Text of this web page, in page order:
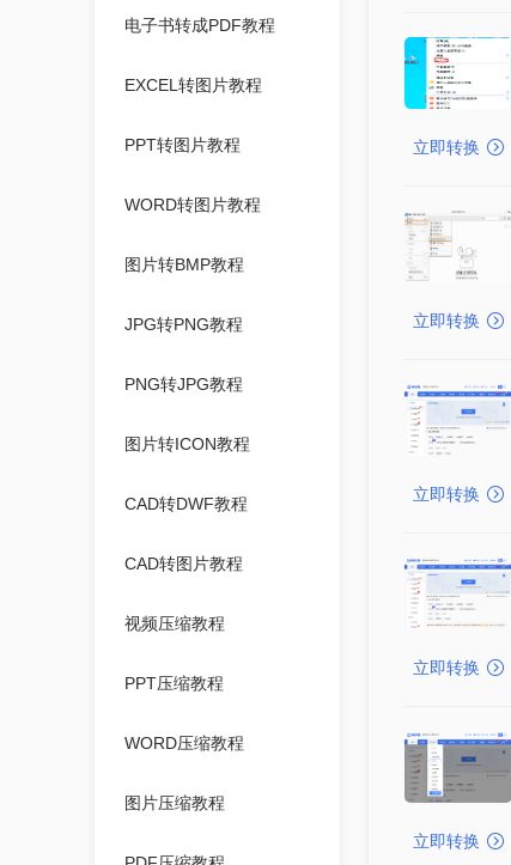
电子书转成PDF教程
EXCEL转图片教程
PPT转图片教程
WORD转图片教程
图片转BMP教程
JPG转PNG教程
PNG转JPG教程
图片转ICON教程
CAD转DWF教程
CAD转图片教程
视频压缩教程
PPT压缩教程
WORD压缩教程
图片压缩教程
立即转换
立即转换
立即转换
立即转换
立即转换